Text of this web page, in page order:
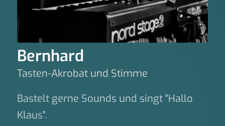
Bernhard
Tasten-Akrobat und Stimme
Bastelt gerne Sounds und singt "Hallo
Klaus".